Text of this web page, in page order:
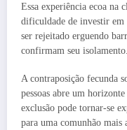
Essa experiência ecoa na
dificuldade de investir em
ser rejeitado erguendo
confirmam seu isolamento.
A contraposição fecunda
pessoas abre um
exclusão pode tornar-se
para uma comunhão mais